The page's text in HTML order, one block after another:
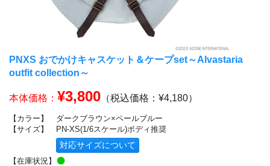
PNXS おでかけキャスケット＆ケープset～Alvastaria
outfit collection～
本体価格： ¥3,800 （税込価格：¥4,180）
【カラー】
ダークブラウン×ペールブルー
【サイズ】
PN-XS(1/6スケール)ボディ推奨
対応サイズについて
【在庫状況】